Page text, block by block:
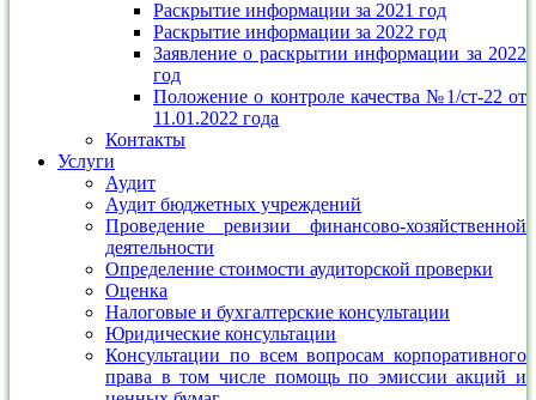
Раскрытие информации за 2021 год
Раскрытие информации за 2022 год
Заявление о раскрытии информации за 2022
год
Положение о контроле качества №1/ст-22 от
11.01.2022 года
Контакты
Услуги
Аудит
Аудит бюджетных учреждений
Проведение ревизии финансово-хозяйственной
деятельности
Определение стоимости аудиторской проверки
Оценка
Налоговые и бухгалтерские консультации
Юридические консультации
Консультации по всем вопросам корпоративного
права в том числе помощь по эмиссии акций и